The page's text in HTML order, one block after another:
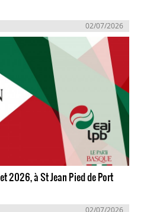
02/07/2026
2026, à St Jean Pied de Port
02/07/2026